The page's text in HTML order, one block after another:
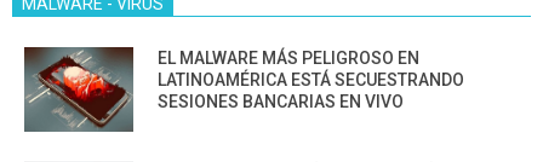
MALWARE - VIRUS
EL MALWARE MÁS PELIGROSO EN
LATINOAMÉRICA ESTÁ SECUESTRANDO
SESIONES BANCARIAS EN VIVO